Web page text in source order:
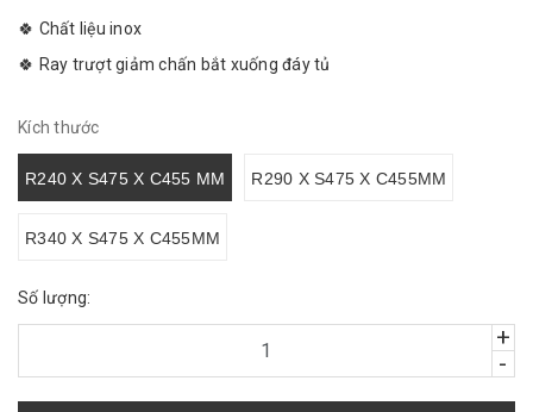
🍀 Chất liệu inox
🍀 Ray trượt giảm chấn bắt xuống đáy tủ
Kích thước
R240 X S475 X C455 MM R290 X S475 X C455MM
R340 X S475 X C455MM
Số lượng:
+
-